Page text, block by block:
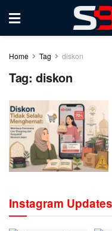
Home Tag diskon
Tag: diskon
Instagram Updates